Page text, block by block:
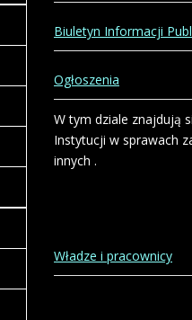
Biuletyn Informacji
Ogłoszenia
W tym dziale znajdują
Instytucji w sprawach
innych .
Władze i pracownicy